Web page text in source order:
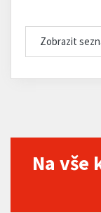
Zobrazit
Na vše